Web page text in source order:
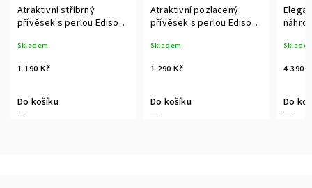
Edison
Atraktivní pozlacený
přívěsek s perlou Edison
Elegantní perlový
náhrdelník s pravou